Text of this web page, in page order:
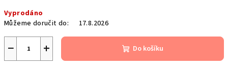
cena:
Vyprodáno
Můžeme doručit do:
17.8.2026
+
− Do košíku